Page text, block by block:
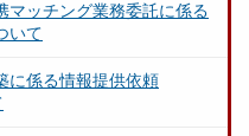
マッチング業務委託に係る
いて
に係る情報提供依頼